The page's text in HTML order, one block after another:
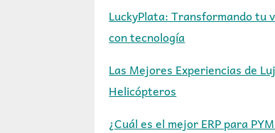
LuckyPlata: Transformando tu
con tecnología
Las Mejores Experiencias de
Helicópteros
¿Cuál es el mejor ERP para